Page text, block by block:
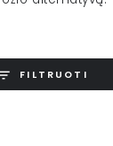
FILTRUOTI